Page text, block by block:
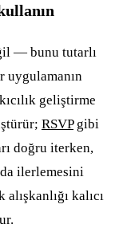
— bunu tutarlı
uygulamanın
geliştirme
RSVPgibi
doğru iterken,
ilerlemesini
kalıcı